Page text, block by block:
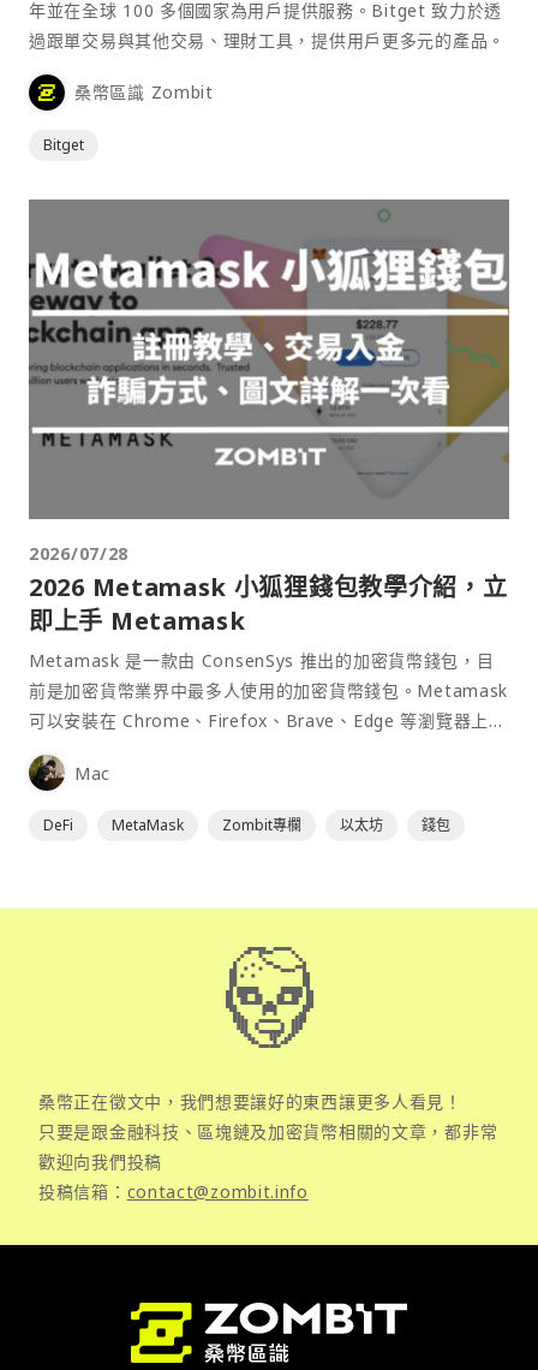
年並在全球 100 多個國家為用戶提供服務。Bitget 致力於透
過跟單交易與其他交易、理財工具，提供用戶更多元的產品。
桑幣區識 Zombit
Bitget
2026/07/28
2026 Metamask 小狐狸錢包教學介紹，立
即上手 Metamask
Metamask 是一款由 ConsenSys 推出的加密貨幣錢包，目
前是加密貨幣業界中最多人使用的加密貨幣錢包。Metamask
可以安裝在 Chrome、Firefox、Brave、Edge 等瀏覽器上作
為插件使用，具備許多功能且使用上非常方便。
Mac
DeFi MetaMask Zombit專欄 以太坊 錢包
桑幣正在徵文中，我們想要讓好的東西讓更多人看見！
只要是跟金融科技、區塊鏈及加密貨幣相關的文章，都非常
歡迎向我們投稿
投稿信箱： contact@zombit.info